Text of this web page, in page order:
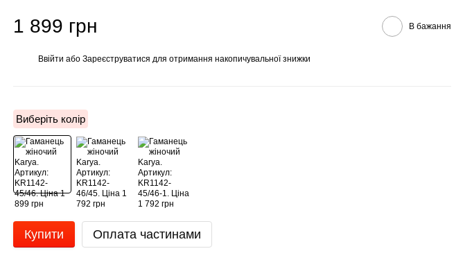
1 899 грн В бажання
Ввійти або Зареєструватися для отримання накопичувальної знижки
Виберіть колір
Купити Оплата частинами